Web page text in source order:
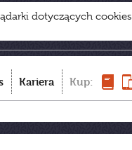
dotyczących cookies
Kariera Kup: